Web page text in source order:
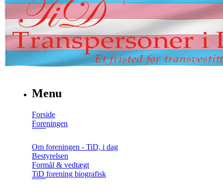
Menu
Forside
Foreningen
Om foreningen - TiD, i dag
Bestyrelsen
Formål & vedtægt
TiD forening biografisk